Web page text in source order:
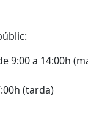
9:00 a 14:00h
(tarda)